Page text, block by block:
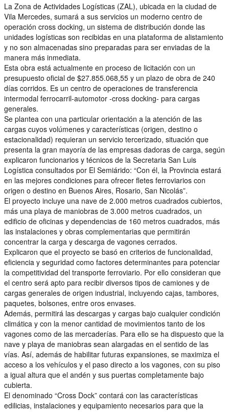
La Zona de Actividades Logísticas (ZAL), ubicada en la ciudad de
Vila Mercedes, sumará a sus servicios un moderno centro de
operación cross docking, un sistema de distribución donde las
unidades logísticas son recibidas en una plataforma de alistamiento
y no son almacenadas sino preparadas para ser enviadas de la
manera más inmediata.
Esta obra está actualmente en proceso de licitación con un
presupuesto oficial de $27.855.068,55 y un plazo de obra de 240
días corridos. Es un centro de operaciones de transferencia
intermodal ferrocarril-automotor -cross docking- para cargas
generales.
Se plantea con una particular orientación a la atención de las
cargas cuyos volúmenes y características (origen, destino o
estacionalidad) requieran un servicio tercerizado, situación que
presenta la gran mayoría de las empresas dadoras de carga, según
explicaron funcionarios y técnicos de la Secretaria San Luis
Logística consultados por El Semiárido: “Con él, la Provincia estará
en las mejores condiciones para ofrecer fletes ferroviarios con
origen o destino en Buenos Aires, Rosario, San Nicolás”.
El proyecto incluye una nave de 2.000 metros cuadrados cubiertos,
más una playa de maniobras de 3.000 metros cuadrados, un
edificio de oficinas y dependencias de 160 metros cuadrados, más
las instalaciones y obras complementarias que permitirán
concentrar la carga y descarga de vagones cerrados.
Explicaron que el proyecto se basó en criterios de funcionalidad,
eficiencia y seguridad como factores determinantes para potenciar
la competitividad del transporte ferroviario. Por ello consideran que
el centro será apto para recibir diversos tipos de camiones y de
cargas generales de origen industrial, incluyendo cajas, tambores,
paquetes, bolsones, entre oros envases.
Además, permitirá las descargas y cargas bajo cualquier condición
climática y con la menor cantidad de movimientos tanto de los
vagones como de las mercaderías. Para ello se ha dispuesto que la
nave y playa de maniobras sean alargadas en el sentido de las
vías. Así, además de habilitar futuras expansiones, se maximiza el
acceso a los vehículos y el paso directo a los vagones, con su piso
a igual altura que el andén y sus puertas completamente bajo
cubierta.
El denominado “Cross Dock” contará con las características
edilicias, instalaciones y equipamiento necesarios para que la